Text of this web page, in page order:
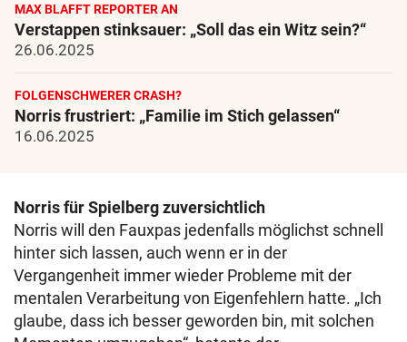
MAX BLAFFT REPORTER AN
Verstappen stinksauer: „Soll das ein Witz sein?“
26.06.2025
FOLGENSCHWERER CRASH?
Norris frustriert: „Familie im Stich gelassen“
16.06.2025
Norris für Spielberg zuversichtlich
Norris will den Fauxpas jedenfalls möglichst schnell
hinter sich lassen, auch wenn er in der
Vergangenheit immer wieder Probleme mit der
mentalen Verarbeitung von Eigenfehlern hatte. „Ich
glaube, dass ich besser geworden bin, mit solchen